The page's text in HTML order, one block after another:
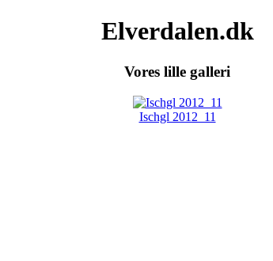
Elverdalen.dk
Vores lille galleri
Ischgl 2012_11